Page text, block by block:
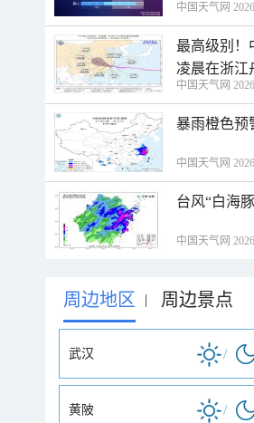
中国天气网
最高级别！
凌晨在浙江
中国天气网
暴雨橙色预
中国天气网
台风“白海
中国天气网
周边地区 | 周边景点
武汉 /
黄陂 /